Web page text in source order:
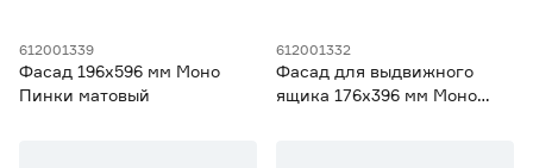
612001339
Фасад 196х596 мм Моно
Пинки матовый
612001332
Фасад для выдвижного
ящика 176х396 мм Моно